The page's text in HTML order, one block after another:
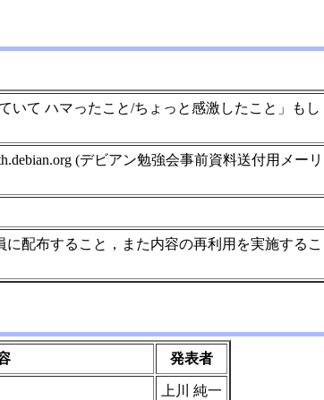
いて ハマったこと/ちょっと感激したこと」も
(デビアン勉強会事前資料送付用メ
配布すること，また内容の再利用を実施する
発表者
上川 純一